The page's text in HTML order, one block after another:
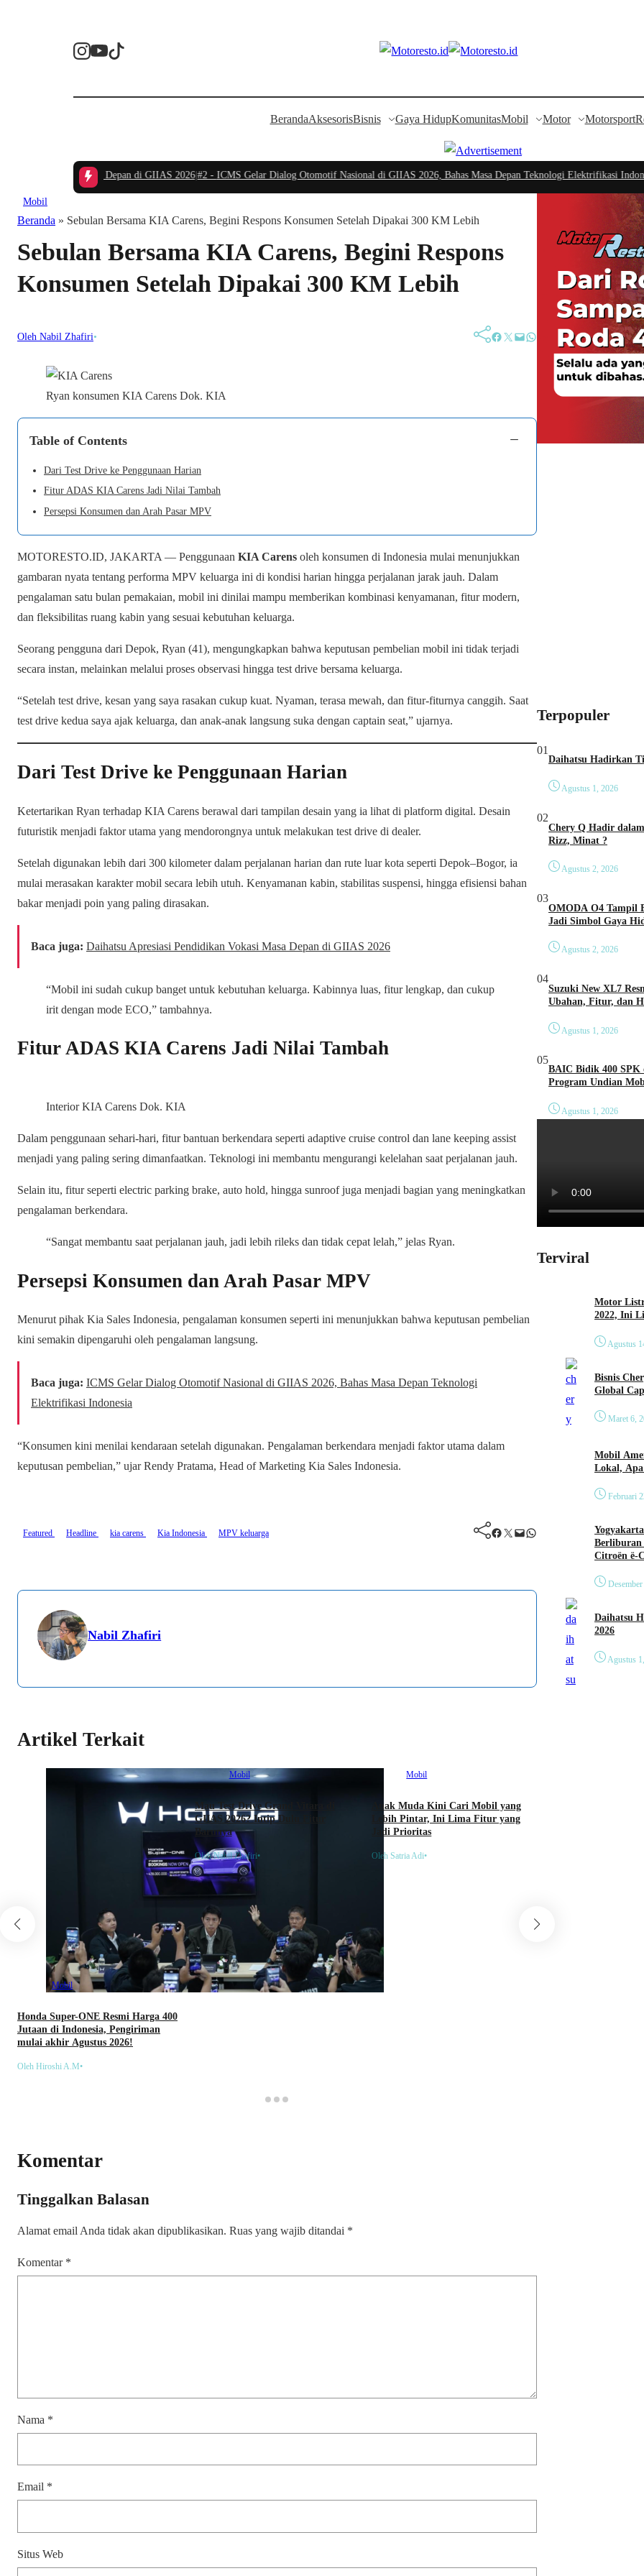
BerandaAksesorisBisnis Gaya HidupKomunitasMobil Motor Motorsport
Vokasi Masa Depan di GIIAS 2026|#2 -ICMS Gelar Dialog Otomotif Nasional di GIIAS 2026, Bahas Masa Depan Teknologi Elektrifikasi Indonesia|
Mobil
Beranda » Sebulan Bersama KIA Carens, Begini Respons Konsumen Setelah Dipakai 300 KM Lebih
Sebulan Bersama KIA Carens, Begini Respons
Konsumen Setelah Dipakai 300 KM Lebih
Oleh Nabil Zhafiri• Facebook Twitter Mail WhatsApp
Ryan konsumen KIA Carens Dok. KIA
Table of Contents −
Dari Test Drive ke Penggunaan Harian
Fitur ADAS KIA Carens Jadi Nilai Tambah
Persepsi Konsumen dan Arah Pasar MPV
MOTORESTO.ID, JAKARTA — Penggunaan KIA Carens oleh konsumen di Indonesia mulai menunjukkan
gambaran nyata tentang performa MPV keluarga ini di kondisi harian hingga perjalanan jarak jauh. Dalam
pengalaman satu bulan pemakaian, mobil ini dinilai mampu memberikan kombinasi kenyamanan, fitur modern,
dan fleksibilitas ruang kabin yang sesuai kebutuhan keluarga.
Seorang pengguna dari Depok, Ryan (41), mengungkapkan bahwa keputusan pembelian mobil ini tidak terjadi
secara instan, melainkan melalui proses observasi hingga test drive bersama keluarga.
“Setelah test drive, kesan yang saya rasakan cukup kuat. Nyaman, terasa mewah, dan fitur-fiturnya canggih. Saat
test drive kedua saya ajak keluarga, dan anak-anak langsung suka dengan captain seat,” ujarnya.
Dari Test Drive ke Penggunaan Harian
Ketertarikan Ryan terhadap KIA Carens berawal dari tampilan desain yang ia lihat di platform digital. Desain
futuristik menjadi faktor utama yang mendorongnya untuk melakukan test drive di dealer.
Setelah digunakan lebih dari 300 kilometer dalam perjalanan harian dan rute luar kota seperti Depok–Bogor, ia
mulai merasakan karakter mobil secara lebih utuh. Kenyamanan kabin, stabilitas suspensi, hingga efisiensi bahan
bakar menjadi poin yang paling dirasakan.
Baca juga: Daihatsu Apresiasi Pendidikan Vokasi Masa Depan di GIIAS 2026
“Mobil ini sudah cukup banget untuk kebutuhan keluarga. Kabinnya luas, fitur lengkap, dan cukup
irit dengan mode ECO,” tambahnya.
Fitur ADAS KIA Carens Jadi Nilai Tambah
Interior KIA Carens Dok. KIA
Dalam penggunaan sehari-hari, fitur bantuan berkendara seperti adaptive cruise control dan lane keeping assist
menjadi yang paling sering dimanfaatkan. Teknologi ini membantu mengurangi kelelahan saat perjalanan jauh.
Selain itu, fitur seperti electric parking brake, auto hold, hingga sunroof juga menjadi bagian yang meningkatkan
pengalaman berkendara.
“Sangat membantu saat perjalanan jauh, jadi lebih rileks dan tidak cepat lelah,” jelas Ryan.
Persepsi Konsumen dan Arah Pasar MPV
Menurut pihak Kia Sales Indonesia, pengalaman konsumen seperti ini menunjukkan bahwa keputusan pembelian
kini semakin dipengaruhi oleh pengalaman langsung.
Baca juga: ICMS Gelar Dialog Otomotif Nasional di GIIAS 2026, Bahas Masa Depan Teknologi
Elektrifikasi Indonesia
“Konsumen kini menilai kendaraan setelah digunakan. Pengalaman berkendara menjadi faktor utama dalam
keputusan pembelian,” ujar Rendy Pratama, Head of Marketing Kia Sales Indonesia.
Featured Headline kia carens Kia Indonesia MPV keluarga Facebook Twitter Mail WhatsApp
Nabil Zhafiri
Artikel Terkait
Mobil
Honda Super-ONE Resmi Harga 400
Jutaan di Indonesia, Pengiriman
mulai akhir Agustus 2026!
Oleh Hiroshi A.M•
Mobil
Mau Test Drive Grand Vitara di
GIIAS 2026? Intip Dulu Fitur
Barunya
Oleh Nabil Zhafiri•
Mobil
Anak Muda Kini Cari Mobil yang
Lebih Pintar, Ini Lima Fitur yang
Jadi Prioritas
Oleh Satria Adi•
Komentar
Tinggalkan Balasan
Alamat email Anda tidak akan dipublikasikan. Ruas yang wajib ditandai *
Komentar *
Nama *
Email *
Situs Web
Terpopuler
01
Agustus 1, 2026
02
Chery Q Hadir
Rizz, Minat ?
Agustus 2, 2026
03
OMODA O4 Tampil
Jadi Simbol Gaya
Agustus 2, 2026
04
Suzuki New XL7
Ubahan, Fitur, dan
Agustus 1, 2026
05
BAIC Bidik 400 SPK
Program Undian
Agustus 1, 2026
Terviral
Motor
2022, Ini
Agustus
Bisnis
Global
Maret 6,
Mobil
Lokal,
Februari
Citroën ë-
Daihatsu Hadirkan
2026
Agustus